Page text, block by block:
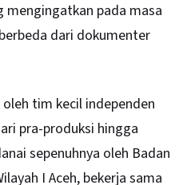
mengingatkan pada masa
dari dokumenter
tim kecil independen
pra-produksi hingga
sepenuhnya oleh Badan
I Aceh, bekerja sama